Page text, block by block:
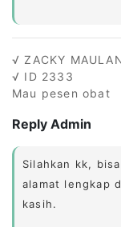
√ ZACKY
√ ID 2333
Mau pesen obat
Reply Admin
Silahkan kk,
alamat lengkap
kasih.